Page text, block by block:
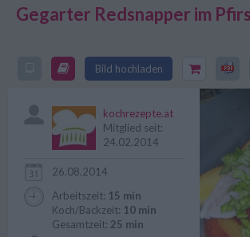
Gegarter Redsnapper im
Bild hochladen
Es
Rezept.
kochrezepte.at
Mitglied seit:
24.02.2014
26.08.2014
Arbeitszeit: 15 min
Koch/Backzeit: 10 min
Gesamtzeit: 25 min